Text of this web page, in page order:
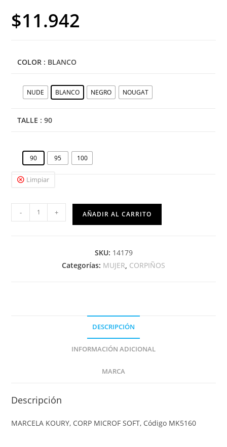
$11.942
COLOR : BLANCO
NUDE BLANCO NEGRO NOUGAT
TALLE : 90
90 95 100
Limpiar
- + AÑADIR AL CARRITO
SKU: 14179
Categorías: MUJER CORPIÑOS
DESCRIPCIÓN
INFORMACIÓN ADICIONAL
MARCA
Descripción
MARCELA KOURY, CORP MICROF SOFT, Código MK5160